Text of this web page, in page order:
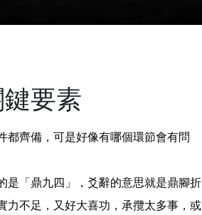
要素
都齊備，可是好像有哪個環節會有問
是「鼎九四」，爻辭的意思就是鼎腳折
力不足，又好大喜功，承攬太多事，或